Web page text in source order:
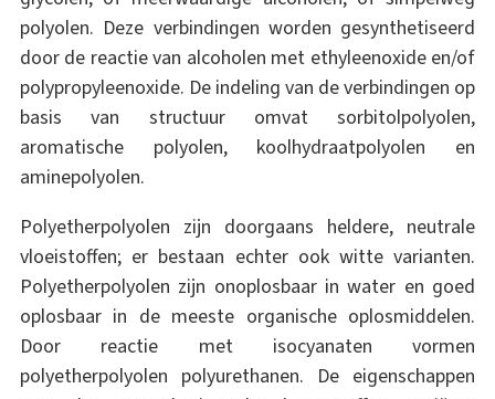
polyolen. Deze verbindingen worden gesynthetiseerd
door de reactie van alcoholen met ethyleenoxide en/of
polypropyleenoxide. De indeling van de verbindingen op
basis van structuur omvat sorbitolpolyolen,
aromatische polyolen, koolhydraatpolyolen en
aminepolyolen.
Polyetherpolyolen zijn doorgaans heldere, neutrale
vloeistoffen; er bestaan ​​echter ook witte varianten.
Polyetherpolyolen zijn onoplosbaar in water en goed
oplosbaar in de meeste organische oplosmiddelen.
Door reactie met isocyanaten vormen
polyetherpolyolen polyurethanen. De eigenschappen